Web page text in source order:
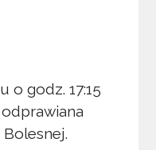
o godz. 17:15